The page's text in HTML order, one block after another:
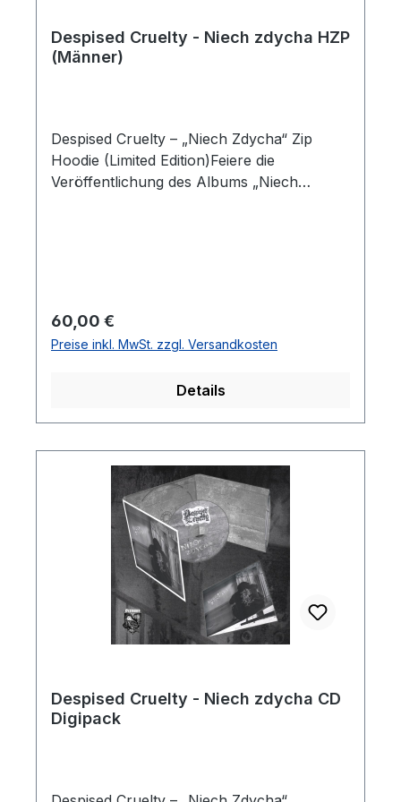
Despised Cruelty - Niech zdycha HZP
(Männer)
Despised Cruelty – „Niech Zdycha“ Zip
Hoodie (Limited Edition)Feiere die
Veröffentlichung des Albums „Niech
schwarze Hoodie beeindruckt durch ein
minimalistisches Logo auf der linken
Brustseite und ein großflächiges Bandlogo
Materials und Siebdrucks kombiniert er
langlebige Qualität mit einem
von Black Metal und
Understatement.Details:✅ Offizielles
Merchandise – exklusiv zur
Albumveröffentlichung✅ Hochwertiger
Siebdruck auf langlebigem, bequemem
Stoff✅ Reißverschluss und Kapuze –
perfekter Schutz an kalten Tagen✅ Limited
Edition – für Sammler und echte Fans⚠
Jetzt bestellen, bevor diese limitierte
Regulärer Preis:
60,00 €
Preise inkl. MwSt. zzgl. Versandkosten
Details
Despised Cruelty - Niech zdycha CD
Digipack